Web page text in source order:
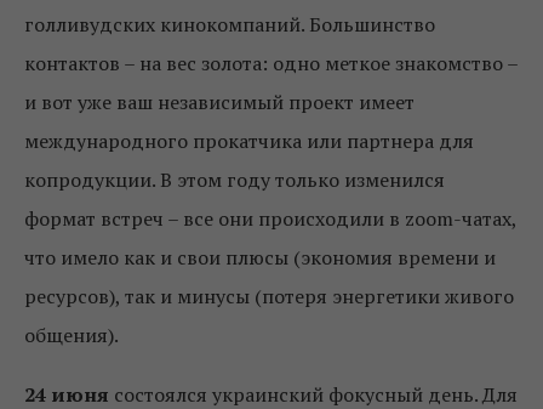
голливудских кинокомпаний. Большинство
контактов – на вес золота: одно меткое знакомство –
и вот уже ваш независимый проект имеет
международного прокатчика или партнера для
копродукции. В этом году только изменился
формат встреч – все они происходили в zoom-чатах,
что имело как и свои плюсы (экономия времени и
ресурсов), так и минусы (потеря энергетики живого
общения).
24 июня состоялся украинский фокусный день. Для